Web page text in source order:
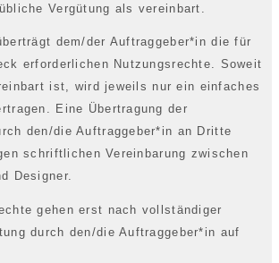
Vergütung als vereinbart.
dem/der Auftraggeber*in die für
erforderlichen Nutzungsrechte. Soweit
ist, wird jeweils nur ein einfaches
Eine Übertragung der
den/die Auftraggeber*in an Dritte
schriftlichen Vereinbarung zwischen
Designer.
gehen erst nach vollständiger
durch den/die Auftraggeber*in auf